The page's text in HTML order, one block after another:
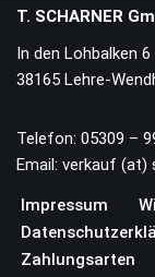
T. SCHARNER
In den Lohbalken 6
38165 Lehre-
Telefon: 05309 –
Email: verkauf (at)
Impressum
Zahlungsarten